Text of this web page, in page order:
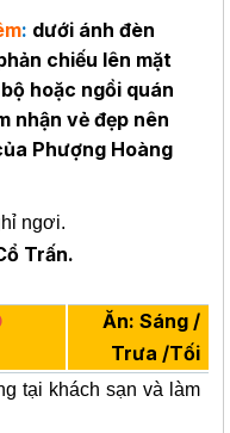
: dưới ánh đèn
chiếu lên mặt
hoặc ngồi quán
nhận vẻ đẹp nên
Phượng Hoàng
ngơi.
Trấn.
Ăn: Sáng /
Trưa /Tối
tại khách sạn và làm